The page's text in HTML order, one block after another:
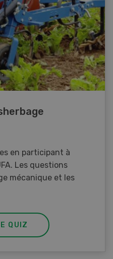
en participant à
Les questions
mécanique et les
QUIZ